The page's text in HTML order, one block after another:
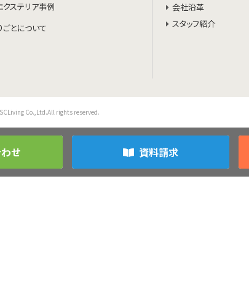
せ 資料請求
クステリア事例
ごとについて
会社沿革
スタッフ紹介
Co.,Ltd.All rights reserved.